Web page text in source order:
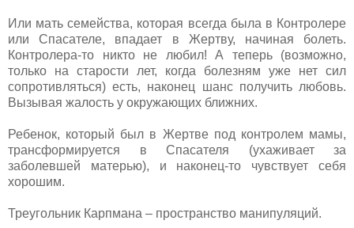
Или мать семейства, которая всегда была в Контролере
или Спасателе, впадает в Жертву, начиная болеть.
Контролера-то никто не любил! А теперь (возможно,
только на старости лет, когда болезням уже нет сил
сопротивляться) есть, наконец шанс получить любовь.
Вызывая жалость у окружающих ближних.
Ребенок, который был в Жертве под контролем мамы,
трансформируется в Спасателя (ухаживает за
заболевшей матерью), и наконец-то чувствует себя
хорошим.
Треугольник Карпмана – пространство манипуляций.